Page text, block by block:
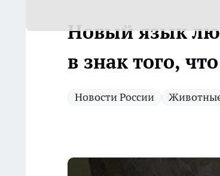
Новый язык
в знак того,
Новости России